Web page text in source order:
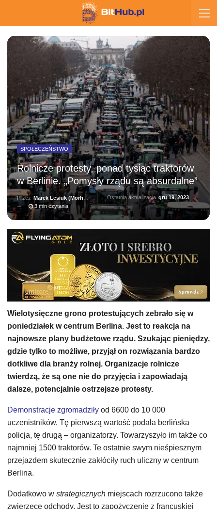
SPOŁECZEŃSTWO
Rolnicze protesty, ponad tysiąc traktorów
w Berlinie. „Pomysły rządu są absurdalne”
PrzezMarek Lesiuk (Morhainn) Ostatnia aktualizacja gru 19, 2023
3 min czytania
Wielotysięczne grono protestujących zebrało się w
poniedziałek w centrum Berlina. Jest to reakcja na
najnowsze plany budżetowe rządu. Szukając pieniędzy,
gdzie tylko to możliwe, przyjął on rozwiązania bardzo
dotkliwe dla branży rolnej. Organizacje rolnicze
twierdzą, że są one nie do przyjęcia i zapowiadają
dalsze, potencjalnie ostrzejsze protesty.
Demonstracje zgromadziły od 6600 do 10 000
uczenistników. Tę pierwszą wartość podała berlińska
policja, tę drugą – organizatorzy. Towarzyszyło im także co
najmniej 1500 traktorów. Te ostatnie swym nieśpiesznym
przejazdem skutecznie zakłóciły ruch uliczny w centrum
Berlina.
Dodatkowo w strategicznych miejscach rozrzucono także
zwięrzęce odchody. Jest to zapożyczenie z francuskiej